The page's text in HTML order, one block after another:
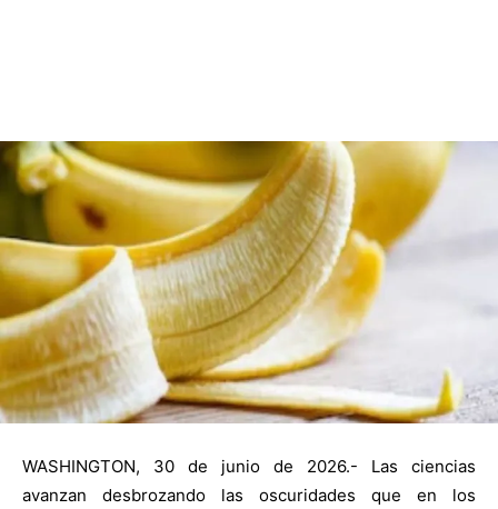
WASHINGTON, 30 de junio de 2026.- Las ciencias
avanzan desbrozando las oscuridades que en los